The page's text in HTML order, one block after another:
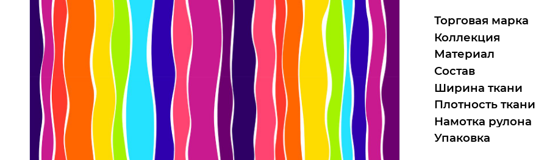
Торговая марка
Коллекция
Материал
Состав
Ширина ткани
Плотность ткани
Намотка рулона
Упаковка